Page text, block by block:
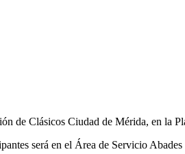
de Clásicos Ciudad de Mérida, en la
será en el Área de Servicio